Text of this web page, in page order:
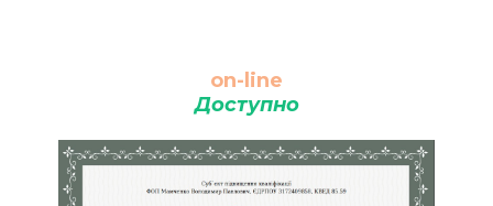
on-line
Доступно